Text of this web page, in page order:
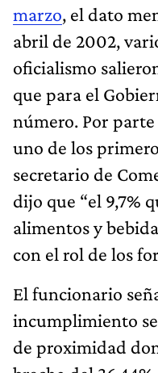
marzo, el dato
abril de 2002,
oficialismo
que para el
número. Por
uno de los
secretario de
dijo que “el 9,7%
alimentos y
con el rol de los
El funcionario
incumplimiento
de proximidad